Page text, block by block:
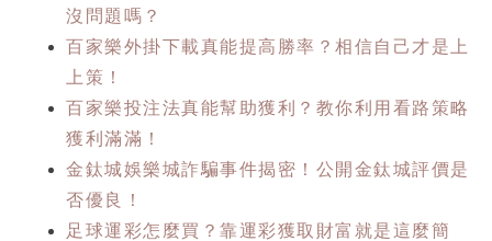
沒問題嗎？
百家樂外掛下載真能提高勝率？相信自己才是上
上策！
百家樂投注法真能幫助獲利？教你利用看路策略
獲利滿滿！
金鈦城娛樂城詐騙事件揭密！公開金鈦城評價是
否優良！
足球運彩怎麼買？靠運彩獲取財富就是這麼簡